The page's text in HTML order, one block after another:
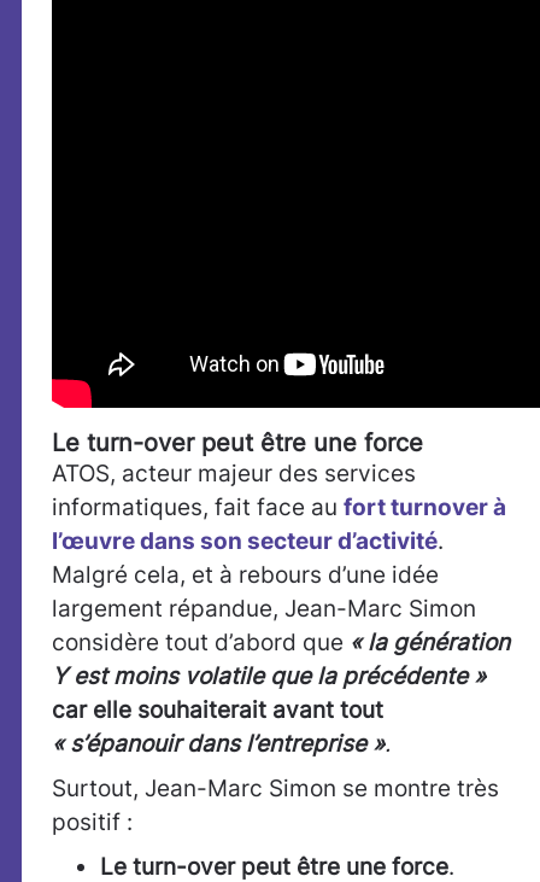
Le turn-over peut être une force
ATOS, acteur majeur des services
informatiques, fait face au fort turnover à
l’œuvre dans son secteur d’activité.
Malgré cela, et à rebours d’une idée
largement répandue, Jean-Marc Simon
considère tout d’abord que « la génération
Y est moins volatile que la précédente »
car elle souhaiterait avant tout
« s’épanouir dans l’entreprise ».
Surtout, Jean-Marc Simon se montre très
positif :
Le turn-over peut être une force.